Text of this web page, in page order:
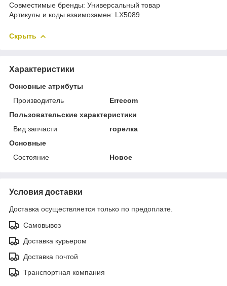
Совместимые бренды: Универсальный товар
Артикулы и коды взаимозамен: LX5089
Скрыть
Характеристики
Основные атрибуты
Производитель
Errecom
Пользовательские характеристики
Вид запчасти
горелка
Основные
Состояние
Новое
Условия доставки
Доставка осуществляется только по предоплате.
Самовывоз
Доставка курьером
Доставка почтой
Транспортная компания